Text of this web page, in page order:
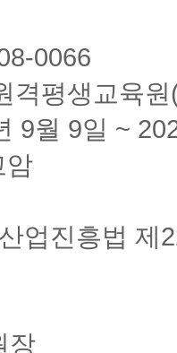
0066
격평생교육
9월 9일 ~
암
업진흥법 제
장